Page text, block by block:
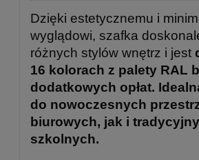
Dzięki estetycznemu i
wyglądowi, szafka
różnych stylów wnętrz i jest
16 kolorach z palety RAL
dodatkowych opłat.
do nowoczesnych
biurowych, jak i
szkolnych.